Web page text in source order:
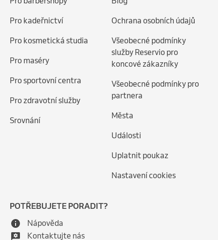
Pro kadeřnictví
Pro kosmetická studia
Pro maséry
Pro sportovní centra
Pro zdravotní služby
Srovnání
Ochrana osobních údajů
Všeobecné podmínky
služby Reservio pro
koncové zákazníky
Všeobecné podmínky pro
partnera
Města
Události
Uplatnit poukaz
Nastavení cookies
POTŘEBUJETE PORADIT?
Nápověda
Kontaktujte nás